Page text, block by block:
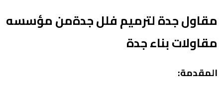
مقاول جدة لترميم فلل جدةمن مؤسسه
مقاولات بناء جدة
المقدمة: